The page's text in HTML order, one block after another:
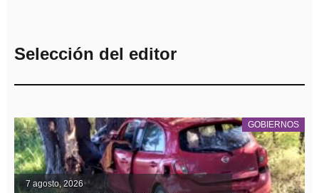
Selección del editor
GOBIERNOS
7 agosto, 2026